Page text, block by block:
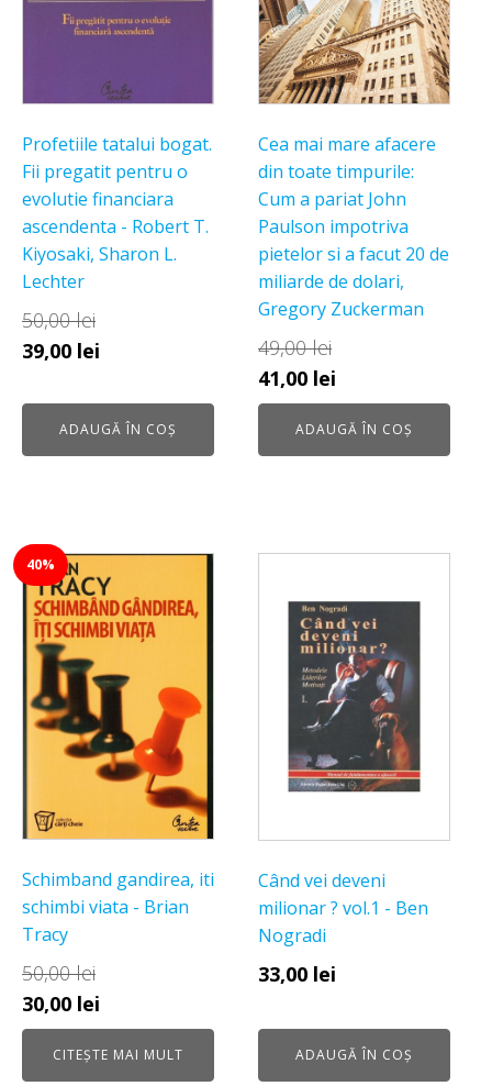
Profetiile tatalui bogat.
Fii pregatit pentru o
evolutie financiara
ascendenta - Robert T.
Kiyosaki, Sharon L.
Lechter
50,00lei
Prețul
a
fost:
39,00 lei
este:
39,00 lei.
ADAUGĂ ÎN COȘ
Cea mai mare afacere
din toate timpurile:
Cum a pariat John
Paulson impotriva
pietelor si a facut 20 de
miliarde de dolari,
Gregory Zuckerman
49,00lei
Prețul
inițial
41,00 lei
curent
este:
ADAUGĂ ÎN COȘ
40%
Schimband gandirea, iti
schimbi viata - Brian
Tracy
50,00lei
Prețul
inițial
30,00 lei
curent
este:
CITEȘTE MAI MULT
Când vei deveni
milionar ? vol.1 - Ben
Nogradi
33,00 lei
ADAUGĂ ÎN COȘ